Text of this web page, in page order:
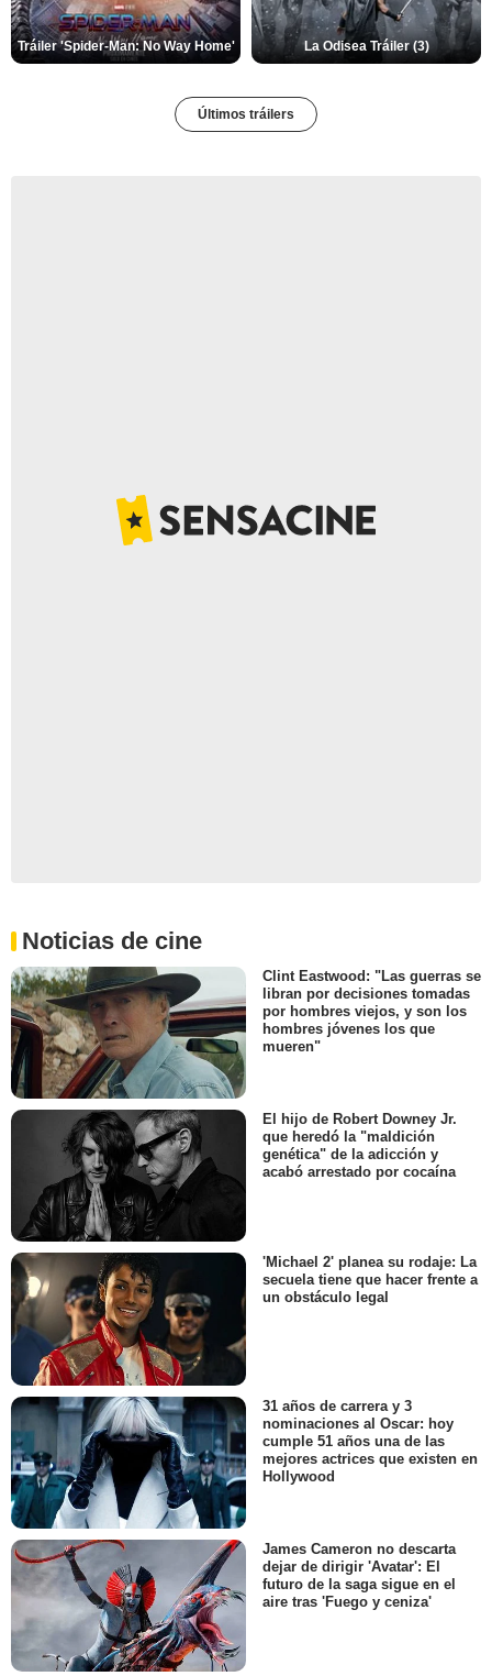
Tráiler 'Spider-Man: No Way Home' La Odisea Tráiler (3)
Últimos tráilers
Noticias de cine
Clint Eastwood: "Las guerras se
libran por decisiones tomadas
por hombres viejos, y son los
hombres jóvenes los que
mueren"
El hijo de Robert Downey Jr.
que heredó la "maldición
genética" de la adicción y
acabó arrestado por cocaína
'Michael 2' planea su rodaje: La
secuela tiene que hacer frente a
un obstáculo legal
31 años de carrera y 3
nominaciones al Oscar: hoy
cumple 51 años una de las
mejores actrices que existen en
Hollywood
James Cameron no descarta
dejar de dirigir 'Avatar': El
futuro de la saga sigue en el
aire tras 'Fuego y ceniza'